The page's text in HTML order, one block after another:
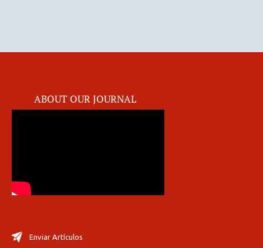
ABOUT OUR JOURNAL
Enviar Artículos